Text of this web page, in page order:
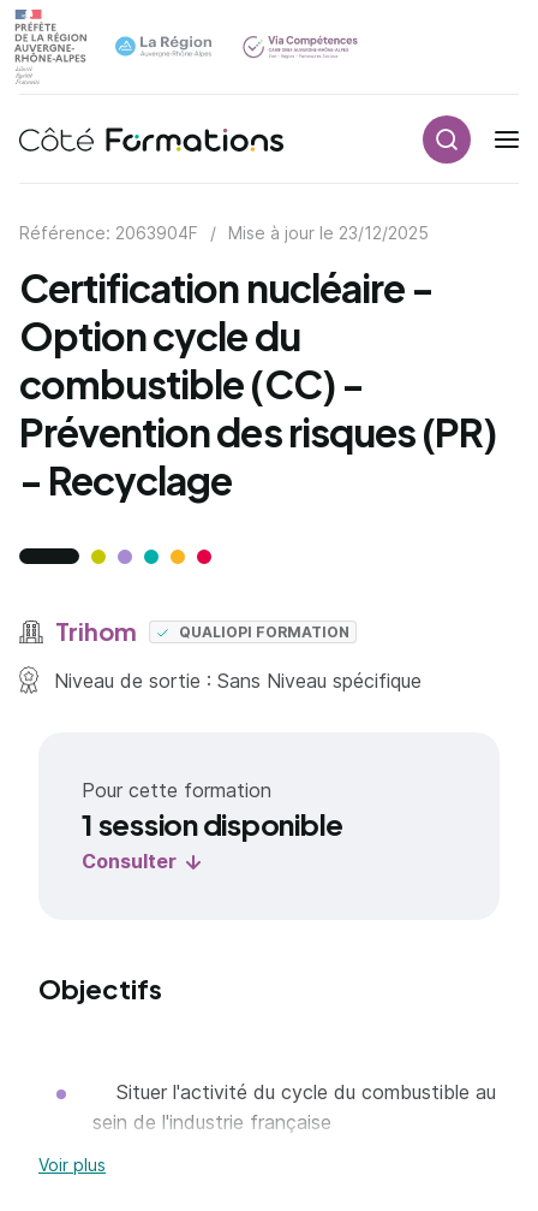
Navigation principale
Référence: 2063904F / Mise à jour le 23/12/2025
Certification nucléaire -
Option cycle du
combustible (CC) -
Prévention des risques (PR)
- Recyclage
Trihom QUALIOPI FORMATION
Niveau de sortie : Sans Niveau spécifique
Pour cette formation
1 session disponible
Consulter
Objectifs
Situer l'activité du cycle du combustible au
sein de l'industrie française
Appréhender la radioactivité naturelle,
Voir plus